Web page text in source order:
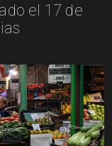
el 17 de